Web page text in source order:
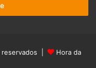
reservados |
Hora da